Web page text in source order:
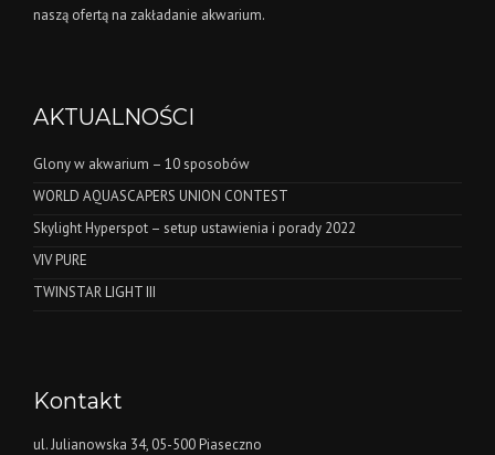
naszą ofertą na zakładanie akwarium.
AKTUALNOŚCI
Glony w akwarium – 10 sposobów
WORLD AQUASCAPERS UNION CONTEST
Skylight Hyperspot – setup ustawienia i porady 2022
VIV PURE
TWINSTAR LIGHT III
Kontakt
ul. Julianowska 34, 05-500 Piaseczno